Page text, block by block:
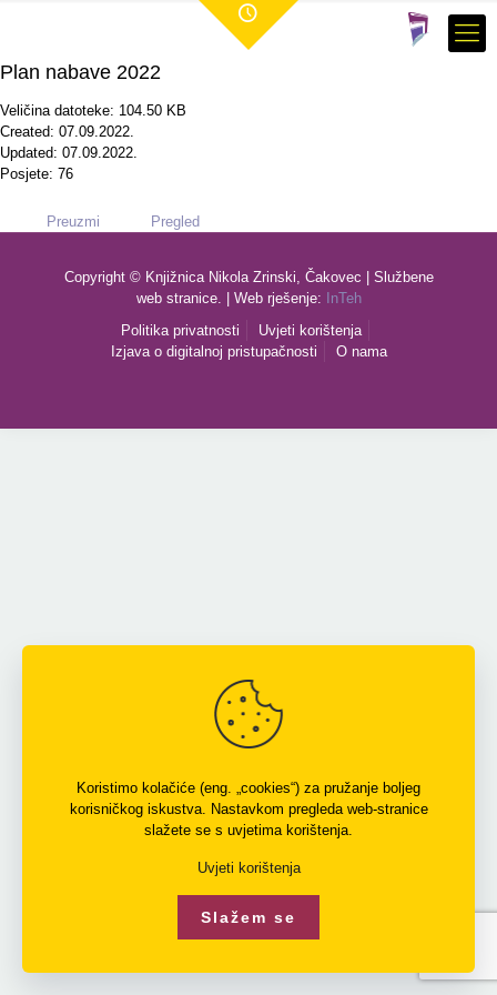
Plan nabave 2022
Veličina datoteke: 104.50 KB
Created: 07.09.2022.
Updated: 07.09.2022.
Posjete: 76
Preuzmi Pregled
Copyright © Knjižnica Nikola Zrinski, Čakovec | Službene
web stranice. | Web rješenje:
InTeh
Politika privatnosti
Uvjeti korištenja
Izjava o digitalnoj pristupačnosti
O nama
Koristimo kolačiće (eng. „cookies“) za pružanje boljeg
korisničkog iskustva. Nastavkom pregleda web-stranice
slažete se s uvjetima korištenja.
Uvjeti korištenja
Slažem se